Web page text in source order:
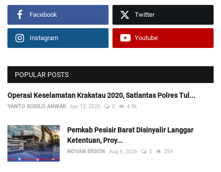
Facebook Twitter
Instagram Youtube
POPULAR POSTS
Operasi Keselamatan Krakatau 2020, Satlantas Polres Tul...
YANTO SUSILO ANWAR Apr 12, 2020 0 4.9k
Pemkab Pesisir Barat Disinyalir Langgar
Ketentuan, Proy...
NOVAN ERSON Aug 6, 2026 0 354